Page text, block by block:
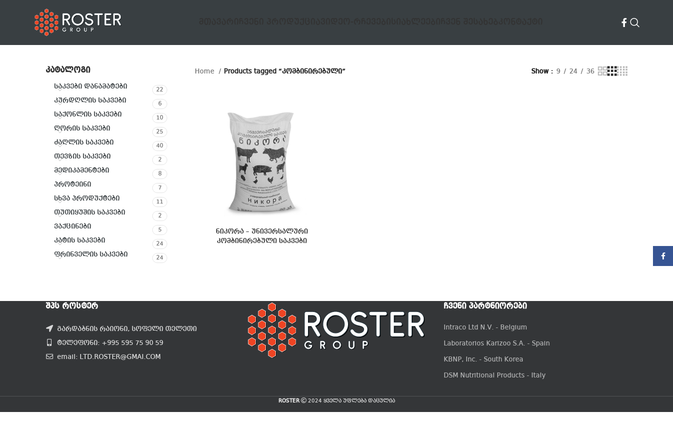
ᲙᲐᲢᲐᲚᲝᲒᲘ
საკვები დანამატები 22
კურდღლის საკვები 6
საქონლის საკვები 10
ღორის საკვები 25
ძაღლის საკვები 40
თევზის საკვები 2
მედიკამენტები 8
პროტეინი 7
სხვა პროდუქტები 11
თუთიყუშის საკვები 2
ვაქცინები 5
კატის საკვები 24
ფრინველის საკვები 24
Home Products tagged “კომბინირებული” Show 9 24 36
ნიკორა – უნივერსალური
კომბინირებული საკვები
ᲨᲞᲡ ᲠᲝᲡᲢᲔᲠ
გარდაბნის რაიონი, სოფელი თელეთი
ტელეფონი: +995 595 75 90 59
email: LTD.ROSTER@GMAI.COM
ᲩᲕᲔᲜᲘ ᲞᲐᲠᲢᲜᲘᲝᲠᲔᲑᲘ
Intraco Ltd N.V. - Belgium
Laboratorios Karizoo S.A. - Spain
KBNP, Inc. - South Korea
DSM Nutritional Products - Italy
ROSTER 2024 ყველა უფლება დაცულია